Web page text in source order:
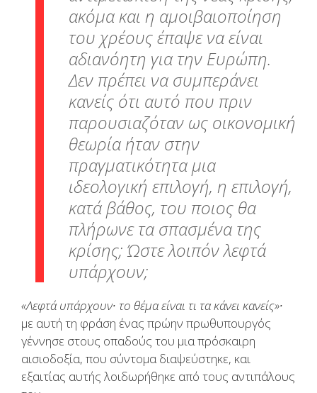
ακόμα και η αμοιβαιοποίηση
του χρέους έπαψε να είναι
αδιανόητη για την Ευρώπη.
Δεν πρέπει να συμπεράνει
κανείς ότι αυτό που πριν
παρουσιαζόταν ως οικονομική
θεωρία ήταν στην
πραγματικότητα μια
ιδεολογική επιλογή, η επιλογή,
κατά βάθος, του ποιος θα
πλήρωνε τα σπασμένα της
κρίσης; Ώστε λοιπόν λεφτά
υπάρχουν;
«Λεφτά υπάρχουν∙ το θέμα είναι τι τα κάνει κανείς»∙
με αυτή τη φράση ένας πρώην πρωθυπουργός
γέννησε στους οπαδούς του μια πρόσκαιρη
αισιοδοξία, που σύντομα διαψεύστηκε, και
εξαιτίας αυτής λοιδωρήθηκε από τους αντιπάλους